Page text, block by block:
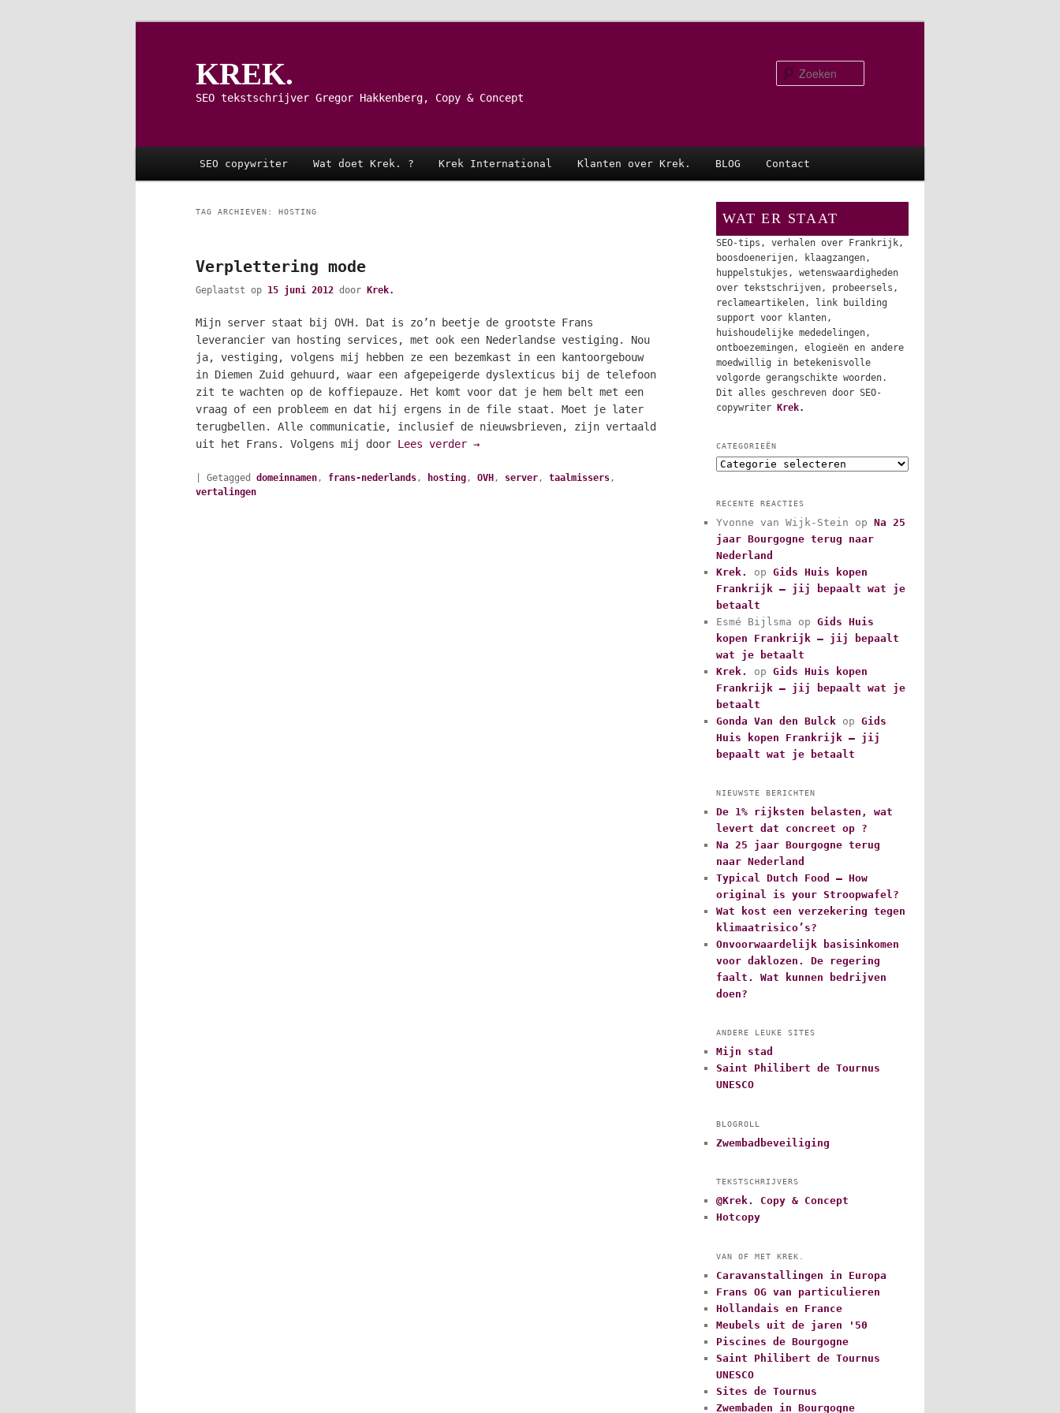
KREK.
SEO tekstschrijver Gregor Hakkenberg, Copy & Concept
SEO copywriter Wat doet Krek. ? Krek International Klanten over Krek. BLOG Contact
TAG ARCHIEVEN: HOSTING
Verplettering mode
Geplaatst op 15 juni 2012 door Krek.
Mijn server staat bij OVH. Dat is zo’n beetje de grootste Frans
leverancier van hosting services, met ook een Nederlandse vestiging. Nou
ja, vestiging, volgens mij hebben ze een bezemkast in een kantoorgebouw
in Diemen Zuid gehuurd, waar een afgepeigerde dyslexticus bij de telefoon
zit te wachten op de koffiepauze. Het komt voor dat je hem belt met een
vraag of een probleem en dat hij ergens in de file staat. Moet je later
terugbellen. Alle communicatie, inclusief de nieuwsbrieven, zijn vertaald
uit het Frans. Volgens mij door Lees verder →
Getagged domeinnamen , frans-nederlands , hosting , OVH , server , taalmissers ,
vertalingen
WAT ER STAAT
SEO-tips, verhalen over Frankrijk,
boosdoenerijen, klaagzangen,
huppelstukjes, wetenswaardigheden
over tekstschrijven, probeersels,
reclameartikelen, link building
support voor klanten,
huishoudelijke mededelingen,
ontboezemingen, elogieën en andere
moedwillig in betekenisvolle
volgorde gerangschikte woorden.
Dit alles geschreven door SEO-
copywriter Krek.
CATEGORIEËN
C
e
g
o
r
i
e
ë
RECENTE REACTIES
Yvonne van Wijk-Stein op Na 25
jaar Bourgogne terug naar
Nederland
Krek.
op Gids Huis kopen
Frankrijk – jij bepaalt wat je
betaalt
Esmé Bijlsma op Gids Huis
kopen Frankrijk – jij bepaalt
wat je betaalt
Krek.
op Gids Huis kopen
Frankrijk – jij bepaalt wat je
betaalt
Gonda Van den Bulck op Gids
Huis kopen Frankrijk – jij
bepaalt wat je betaalt
NIEUWSTE BERICHTEN
De 1% rijksten belasten, wat
levert dat concreet op ?
Na 25 jaar Bourgogne terug
naar Nederland
Typical Dutch Food – How
original is your Stroopwafel?
Wat kost een verzekering tegen
klimaatrisico’s?
Onvoorwaardelijk basisinkomen
voor daklozen. De regering
faalt. Wat kunnen bedrijven
doen?
ANDERE LEUKE SITES
Mijn stad
Saint Philibert de Tournus
UNESCO
BLOGROLL
Zwembadbeveiliging
TEKSTSCHRIJVERS
@Krek. Copy & Concept
Hotcopy
VAN OF MET KREK.
Caravanstallingen in Europa
Frans OG van particulieren
Hollandais en France
Meubels uit de jaren '50
Piscines de Bourgogne
Saint Philibert de Tournus
UNESCO
Sites de Tournus
Zwembaden in Bourgogne